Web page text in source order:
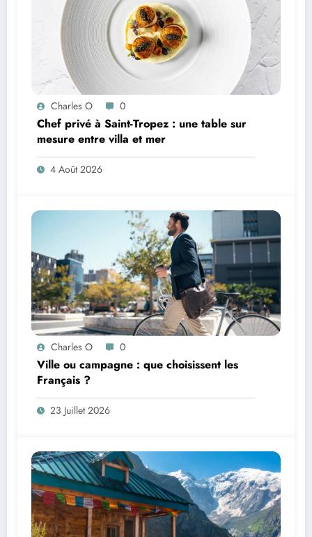
Charles O 0
Chef privé à Saint-Tropez : une table sur
mesure entre villa et mer
4 Août 2026
Charles O 0
Ville ou campagne : que choisissent les
Français ?
23 Juillet 2026